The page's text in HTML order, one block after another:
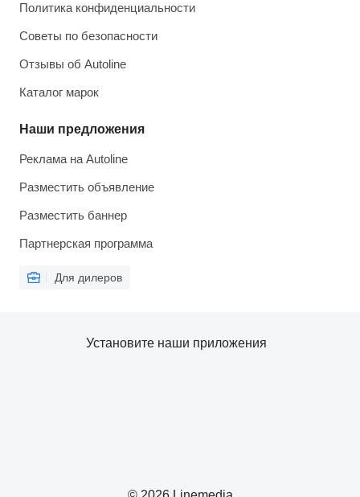
Политика конфиденциальности
Советы по безопасности
Отзывы об Autoline
Каталог марок
Наши предложения
Реклама на Autoline
Разместить объявление
Разместить баннер
Партнерская программа
Для дилеров
Установите наши приложения